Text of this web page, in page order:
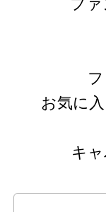
フ
お気に
キ